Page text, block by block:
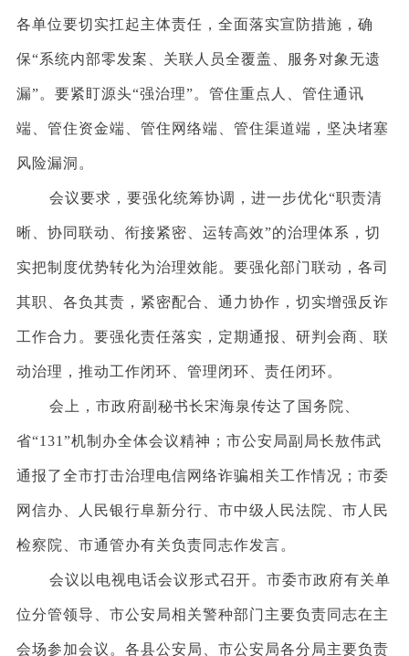
各单位要切实扛起主体责任，全面落实宣防措施，确
保“系统内部零发案、关联人员全覆盖、服务对象无遗
漏”。要紧盯源头“强治理”。管住重点人、管住通讯
端、管住资金端、管住网络端、管住渠道端，坚决堵塞
风险漏洞。
会议要求，要强化统筹协调，进一步优化“职责清
晰、协同联动、衔接紧密、运转高效”的治理体系，切
实把制度优势转化为治理效能。要强化部门联动，各司
其职、各负其责，紧密配合、通力协作，切实增强反诈
工作合力。要强化责任落实，定期通报、研判会商、联
动治理，推动工作闭环、管理闭环、责任闭环。
会上，市政府副秘书长宋海泉传达了国务院、
省“131”机制办全体会议精神；市公安局副局长敖伟武
通报了全市打击治理电信网络诈骗相关工作情况；市委
网信办、人民银行阜新分行、市中级人民法院、市人民
检察院、市通管办有关负责同志作发言。
会议以电视电话会议形式召开。市委市政府有关单
位分管领导、市公安局相关警种部门主要负责同志在主
会场参加会议。各县公安局、市公安局各分局主要负责